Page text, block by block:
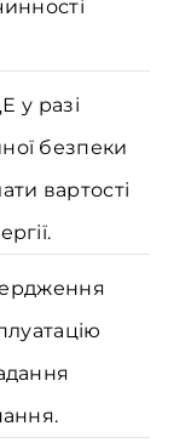
у разі
безпеки
вартості